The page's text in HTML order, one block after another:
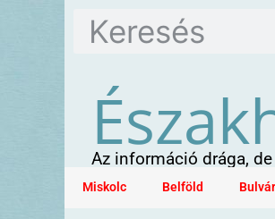
Az információ drága,
Miskolc Belföld Bulvár